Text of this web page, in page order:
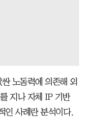
노동력에 의존해 외
지나 자체 IP 기반
인 사례란 분석이다.